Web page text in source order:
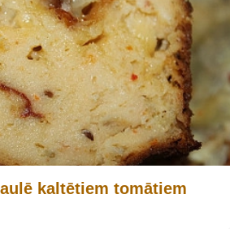
kaltētiem tomātiem